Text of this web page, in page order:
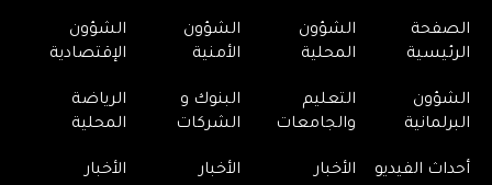
الصفحة
الرئيسية
الشؤون
المحلية
الشؤون
الأمنية
الشؤون
الإقتصادية
الشؤون
البرلمانية
التعليم
والجامعات
البنوك و
الشركات
الرياضة
المحلية
أحداث الفيديو
الأخبار
الأخبار
الأخبار